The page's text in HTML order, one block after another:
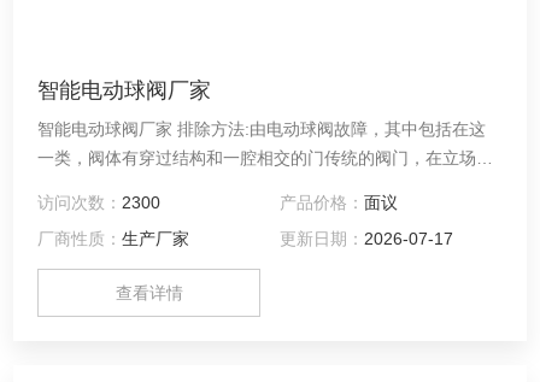
智能电动球阀厂家
智能电动球阀厂家 排除方法:由电动球阀故障，其中包括在这
一类，阀体有穿过结构和一腔相交的门传统的阀门，在立场之
于也是在这种类型的阀门的情况下，执行器包括一个发动机罩
安装在阀体与阀杆连接到另外的阀门。
访问次数： 2300 产品价格： 面议
厂商性质：生产厂家 更新日期： 2026-07-17
查看详情